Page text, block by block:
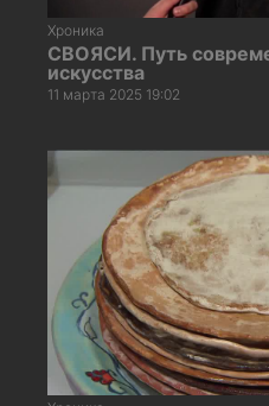
Хроника
СВОЯСИ. Путь
искусства
11 марта 2025 19:02